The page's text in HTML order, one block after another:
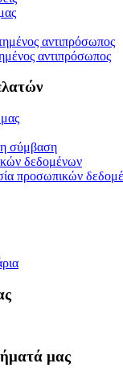
αντιπρόσωπος
αντιπρόσωπος
σύμβαση
δεδομένων
προσωπικών
μας